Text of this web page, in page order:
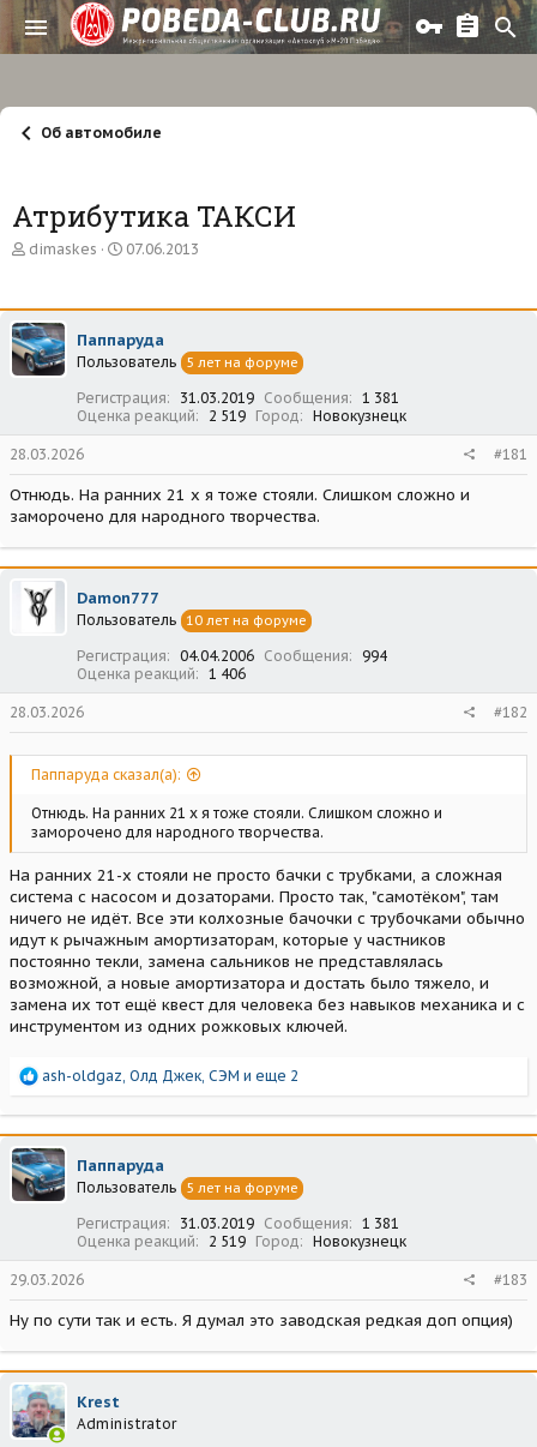
Об автомобиле
Атрибутика ТАКСИ
А
о
р
т
е
dimaskes
Д
а
а
ч
л
а
07.06.2013
Паппаруда
Пользователь 5 лет на форуме
Регистрация 31.03.2019 Сообщения
1 381
Оценка реакций
2 519 Город Новокузнецк
28.03.2026 #181
Отнюдь. На ранних 21 х я тоже стояли. Слишком сложно и
заморочено для народного творчества.
Damon777
Пользователь 10 лет на форуме
Регистрация 04.04.2006 Сообщения
994
Оценка реакций
1 406
28.03.2026 #182
Паппаруда сказал(а):
Отнюдь. На ранних 21 х я тоже стояли. Слишком сложно и
заморочено для народного творчества.
На ранних 21-х стояли не просто бачки с трубками, а сложная
система с насосом и дозаторами. Просто так, "самотёком", там
ничего не идёт. Все эти колхозные бачочки с трубочками обычно
идут к рычажным амортизаторам, которые у частников
постоянно текли, замена сальников не представлялась
возможной, а новые амортизатора и достать было тяжело, и
замена их тот ещё квест для человека без навыков механика и с
инструментом из одних рожковых ключей.
Р
а
к
ц
и
и
ash-oldgaz Олд Джек СЭМ и еще 2
Паппаруда
Пользователь 5 лет на форуме
Регистрация 31.03.2019 Сообщения
1 381
Оценка реакций
2 519 Город Новокузнецк
29.03.2026 #183
Ну по сути так и есть. Я думал это заводская редкая доп опция)
Krest
Administrator